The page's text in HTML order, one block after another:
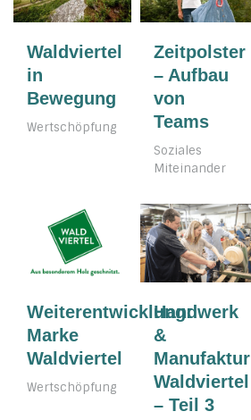
Waldviertel
in
Bewegung
Wertschöpfung
Zeitpolster
– Aufbau
von
Teams
Soziales
Miteinander
Weiterentwicklung:
Marke
Waldviertel
Wertschöpfung
Handwerk
&
Manufaktur
Waldviertel
– Teil 3